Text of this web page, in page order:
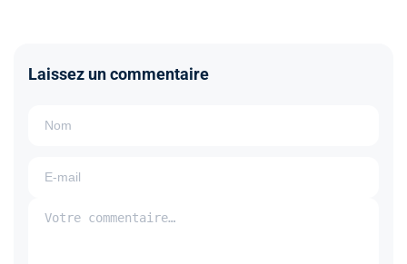
Laissez un commentaire